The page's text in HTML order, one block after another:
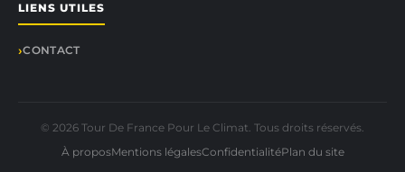
LIENS UTILES
CONTACT
© 2026 Tour De France Pour Le Climat. Tous droits réservés.
À proposMentions légalesConfidentialitéPlan du site